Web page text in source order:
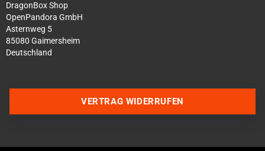
DragonBox Shop
OpenPandora GmbH
Asternweg 5
85080 Gaimersheim
Deutschland
VERTRAG WIDERRUFEN